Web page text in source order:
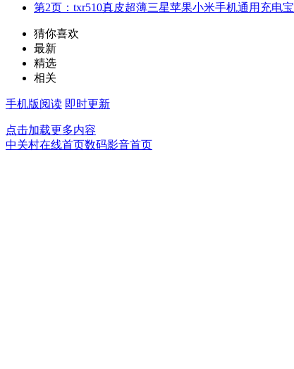
第2页：txr510真皮超薄三星苹果小米手机通用充电宝
猜你喜欢
最新
精选
相关
手机版阅读 即时更新
点击加载更多内容
中关村在线首页数码影音首页